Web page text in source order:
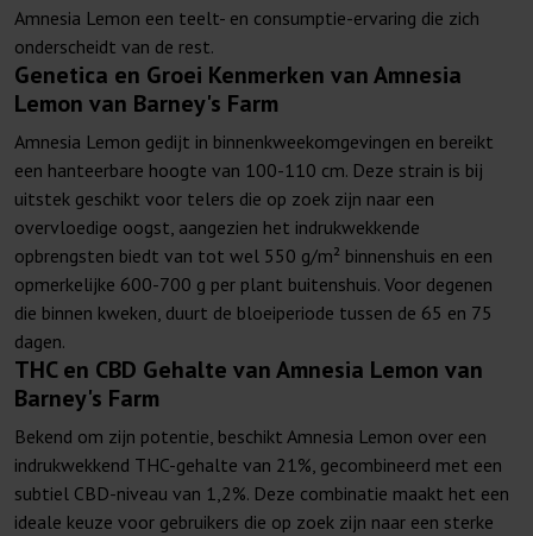
Amnesia Lemon een teelt- en consumptie-ervaring die zich
onderscheidt van de rest.
Genetica en Groei Kenmerken van Amnesia
Lemon van Barney's Farm
Amnesia Lemon gedijt in binnenkweekomgevingen en bereikt
een hanteerbare hoogte van 100-110 cm. Deze strain is bij
uitstek geschikt voor telers die op zoek zijn naar een
overvloedige oogst, aangezien het indrukwekkende
opbrengsten biedt van tot wel 550 g/m² binnenshuis en een
opmerkelijke 600-700 g per plant buitenshuis. Voor degenen
die binnen kweken, duurt de bloeiperiode tussen de 65 en 75
dagen.
THC en CBD Gehalte van Amnesia Lemon van
Barney's Farm
Bekend om zijn potentie, beschikt Amnesia Lemon over een
indrukwekkend THC-gehalte van 21%, gecombineerd met een
subtiel CBD-niveau van 1,2%. Deze combinatie maakt het een
ideale keuze voor gebruikers die op zoek zijn naar een sterke